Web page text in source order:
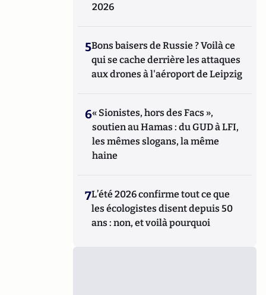
2026
5Bons baisers de Russie ? Voilà ce
qui se cache derrière les attaques
aux drones à l'aéroport de Leipzig
6« Sionistes, hors des Facs »,
soutien au Hamas : du GUD à LFI,
les mêmes slogans, la même
haine
7L’été 2026 confirme tout ce que
les écologistes disent depuis 50
ans : non, et voilà pourquoi